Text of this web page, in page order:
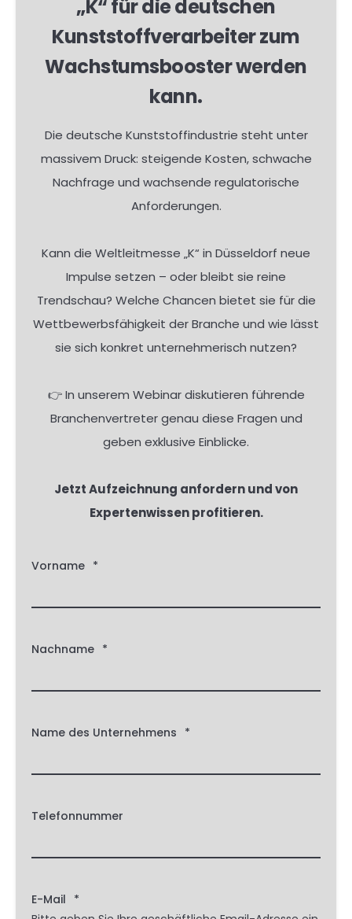
„K“ für die deutschen
Kunststoffverarbeiter zum
Wachstumsbooster werden
kann.
Die deutsche Kunststoffindustrie steht unter
massivem Druck: steigende Kosten, schwache
Nachfrage und wachsende regulatorische
Anforderungen.
Kann die Weltleitmesse „K“ in Düsseldorf neue
Impulse setzen – oder bleibt sie reine
Trendschau? Welche Chancen bietet sie für die
Wettbewerbsfähigkeit der Branche und wie lässt
sie sich konkret unternehmerisch nutzen?
👉 In unserem Webinar diskutieren führende
Branchenvertreter genau diese Fragen und
geben exklusive Einblicke.
Jetzt Aufzeichnung anfordern und von
Expertenwissen profitieren.
Vorname *
Nachname *
Name des Unternehmens *
Telefonnummer
E-Mail *